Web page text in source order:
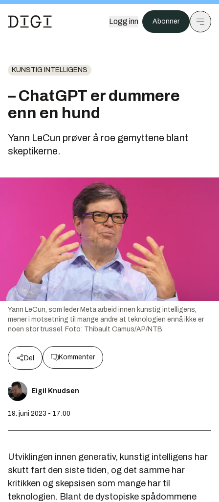
Logg inn Abonner
KUNSTIG INTELLIGENS
– ChatGPT er dummere
enn en hund
Yann LeCun prøver å roe gemyttene blant
skeptikerne.
Yann LeCun, som leder Meta arbeid innen kunstig intelligens,
mener i motsetning til mange andre at teknologien ennå ikke er
noen stor trussel.
Foto: Thibault Camus/AP/NTB
Del Kommenter
Eigil Knudsen
19. juni 2023 - 17:00
Utviklingen innen generativ, kunstig intelligens har
skutt fart den siste tiden, og det samme har
kritikken og skepsisen som mange har til
teknologien. Blant de dystopiske spådommene